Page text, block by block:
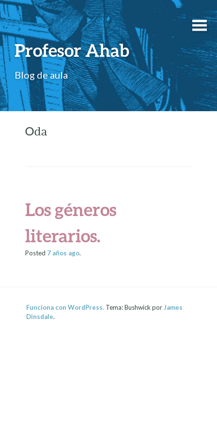
Profesor Ahab
Blog de aula
Oda
Los géneros
literarios.
Posted 7 años ago.
Funciona con WordPress. Tema: Bushwick por James
Dinsdale.